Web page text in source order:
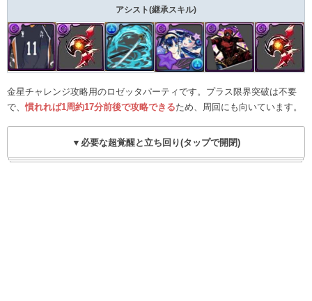
アシスト(継承スキル)
金星チャレンジ攻略用のロゼッタパーティです。プラス限界突破は不要
で、慣れれば1周約17分前後で攻略できるため、周回にも向いています。
▼必要な超覚醒と立ち回り(タップで開閉)